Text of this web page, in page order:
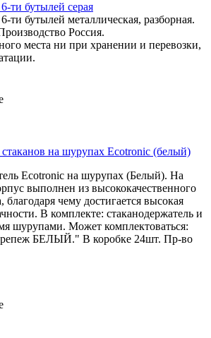
ти бутылей серая
ти бутылей металлическая, разборная.
Россия.
места ни при хранении и перевозки,
стаканов на шурупах Ecotronic (белый)
Ecotronic на шурупах (Белый). На
выполнен из высококачественного
благодаря чему достигается высокая
В комплекте: стаканодержатель и
шурупами. Может комплектоваться:
БЕЛЫЙ." В коробке 24шт. Пр-во